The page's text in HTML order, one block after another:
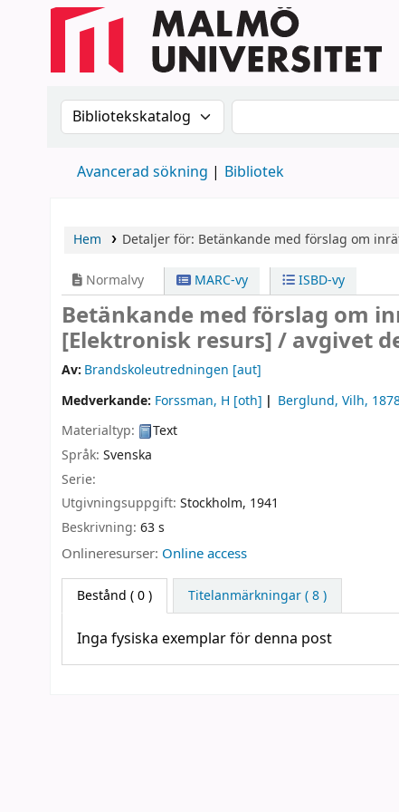
Sök i katalogen efter:Sök i katalogen
Avancerad sökning Bibliotek
Hem Detaljer för: Betänkande med förslag om
Normalvy MARC-vy ISBD-vy
Betänkande med förslag om
[Elektronisk resurs] /avgivet
Av: Brandskoleutredningen [aut]
Medverkande: Forssman, H [oth] Berglund, Vilh,
Materialtyp:
Text
Språk: Svenska
Serie:
Utgivningsuppgift: Stockholm, 1941
Beskrivning: 63 s
Onlineresurser: Online access
Bestånd ( 0 ) Titelanmärkningar ( 8 )
Inga fysiska exemplar för denna post